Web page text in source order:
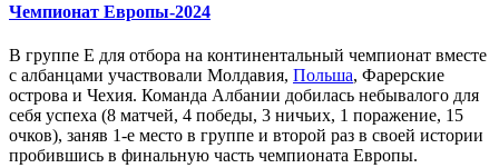
Чемпионат Европы-2024
В группе Е для отбора на континентальный чемпионат вместе
с албанцами участвовали Молдавия, Польша, Фарерские
острова и Чехия. Команда Албании добилась небывалого для
себя успеха (8 матчей, 4 победы, 3 ничьих, 1 поражение, 15
очков), заняв 1-е место в группе и второй раз в своей истории
пробившись в финальную часть чемпионата Европы.